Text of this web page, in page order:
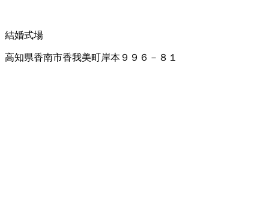
結婚式場
高知県香南市香我美町岸本９９６－８１